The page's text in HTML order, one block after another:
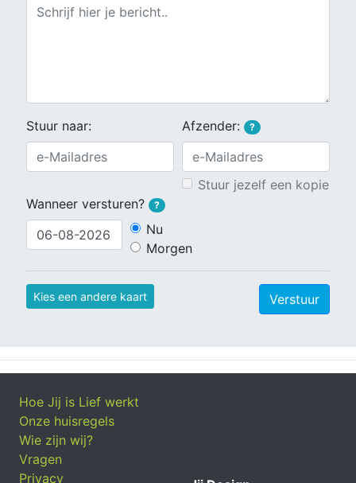
Stuur naar: Afzender: ?
Stuur jezelf een kopie
Wanneer versturen?
?
Nu
Morgen
Kies een andere kaart Verstuur
Hoe Jij is Lief werkt
Onze huisregels
Wie zijn wij?
Vragen
Privacy